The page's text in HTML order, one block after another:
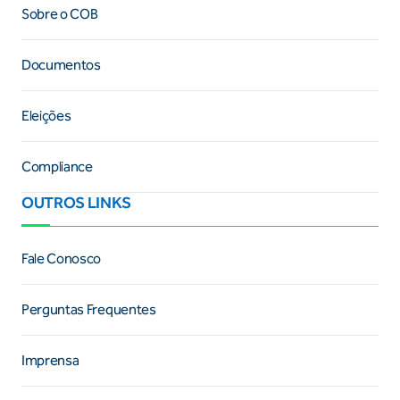
Sobre o COB
Documentos
Eleições
Compliance
OUTROS LINKS
Fale Conosco
Perguntas Frequentes
Imprensa